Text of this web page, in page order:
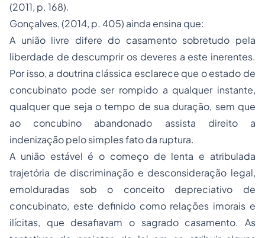
(2011, p. 168).
Gonçalves, (2014, p. 405) ainda ensina que:
A união livre difere do casamento sobretudo pela
liberdade de descumprir os deveres a este inerentes.
Por isso, a doutrina clássica esclarece que o estado de
concubinato pode ser rompido a qualquer instante,
qualquer que seja o tempo de sua duração, sem que
ao concubino abandonado assista direito a
indenização pelo simples fato da ruptura.
A união estável é o começo de lenta e atribulada
trajetória de discriminação e desconsideração legal,
emolduradas sob o conceito depreciativo de
concubinato, este definido como relações imorais e
ilícitas, que desafiavam o sagrado casamento. As